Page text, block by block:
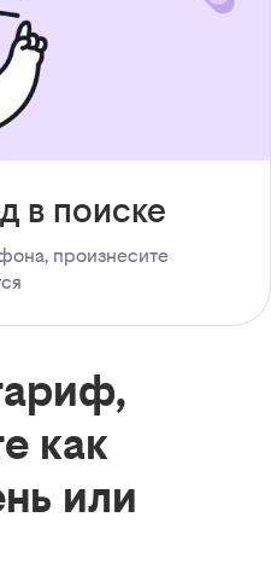
в поиске
произнесите
как
или